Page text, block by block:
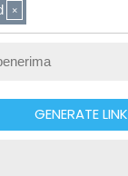
GENERATE LINK